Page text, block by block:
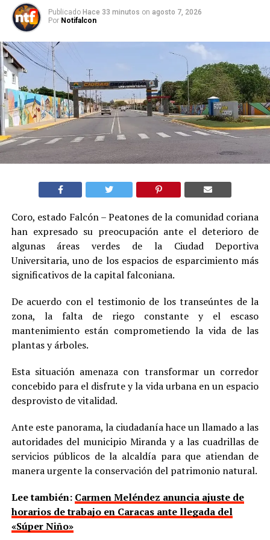
Publicado Hace 33 minutos on agosto 7, 2026
Por Notifalcon
Coro, estado Falcón – Peatones de la comunidad coriana
han expresado su preocupación ante el deterioro de
algunas áreas verdes de la Ciudad Deportiva
Universitaria, uno de los espacios de esparcimiento más
significativos de la capital falconiana.
De acuerdo con el testimonio de los transeúntes de la
zona, la falta de riego constante y el escaso
mantenimiento están comprometiendo la vida de las
plantas y árboles.
Esta situación amenaza con transformar un corredor
concebido para el disfrute y la vida urbana en un espacio
desprovisto de vitalidad.
Ante este panorama, la ciudadanía hace un llamado a las
autoridades del municipio Miranda y a las cuadrillas de
servicios públicos de la alcaldía para que atiendan de
manera urgente la conservación del patrimonio natural.
Lee también: Carmen Meléndez anuncia ajuste de
horarios de trabajo en Caracas ante llegada del
«Súper Niño»